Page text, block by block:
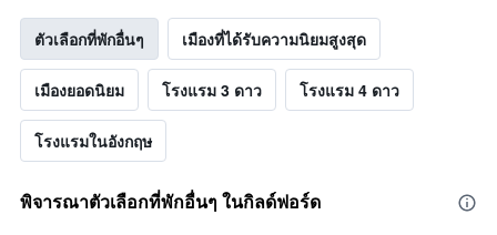
ตัวเลือกที่พักอื่นๆ เมืองที่ได้รับความนิยมสูงสุด
เมืองยอดนิยม โรงแรม 3 ดาว โรงแรม 4 ดาว
โรงแรมในอังกฤษ
พิจารณาตัวเลือกที่พักอื่นๆ ในกิลด์ฟอร์ด